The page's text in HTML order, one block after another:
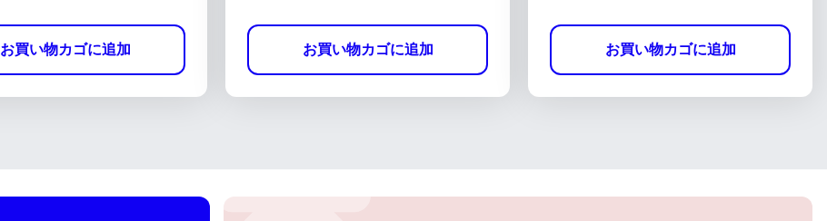
お買い物カゴに追加 お買い物カゴに追加 お買い物カゴに追加